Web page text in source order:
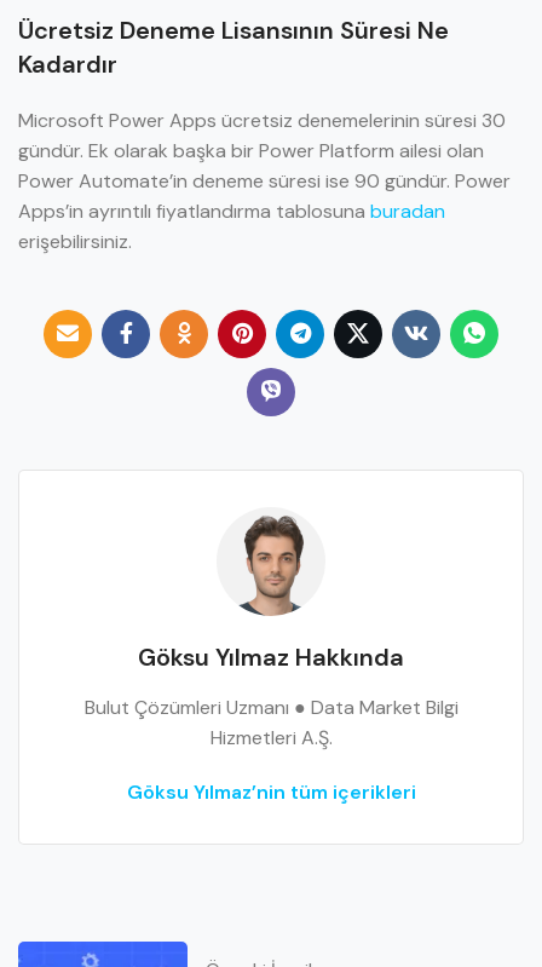
Ücretsiz Deneme Lisansının Süresi Ne
Kadardır
Microsoft Power Apps ücretsiz denemelerinin süresi 30
gündür. Ek olarak başka bir Power Platform ailesi olan
Power Automate’in deneme süresi ise 90 gündür. Power
Apps’in ayrıntılı fiyatlandırma tablosuna buradan
erişebilirsiniz.
Göksu Yılmaz Hakkında
Bulut Çözümleri Uzmanı ● Data Market Bilgi
Hizmetleri A.Ş.
Göksu Yılmaz’nin tüm içerikleri